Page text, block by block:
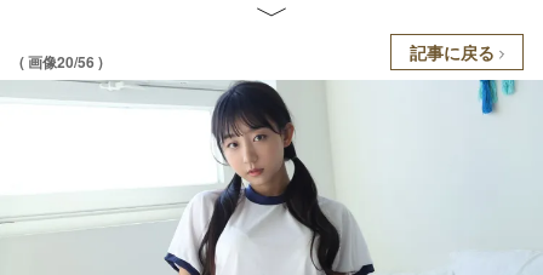
( 画像20/56 ) 記事に戻る